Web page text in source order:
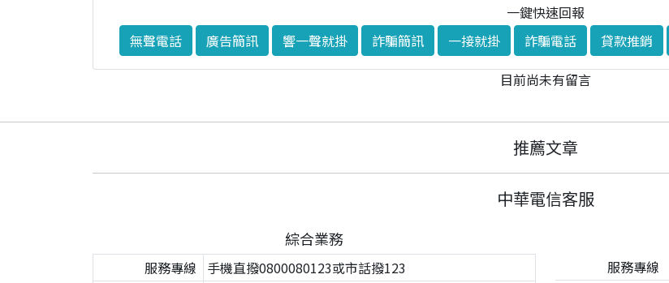
一鍵快速回報
無聲電話
廣告簡訊 響一聲就掛 詐騙簡訊 一接就掛 詐騙電話 貸款推銷
目前尚未有留言
推薦文章
中華電信客服
綜合業務
服務專線
手機直撥0800080123或市話撥123
服務專線